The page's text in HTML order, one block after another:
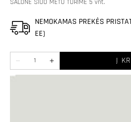
SALONE ŠIUO METU TURIME 5 vnt.
NEMOKAMAS PREKĖS
EE)
Sumažinti
Lavos
Padidinti
Lavos
Į